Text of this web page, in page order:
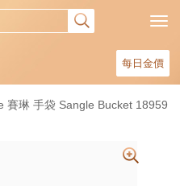
每日金價
賽琳 手袋 Sangle Bucket 18959